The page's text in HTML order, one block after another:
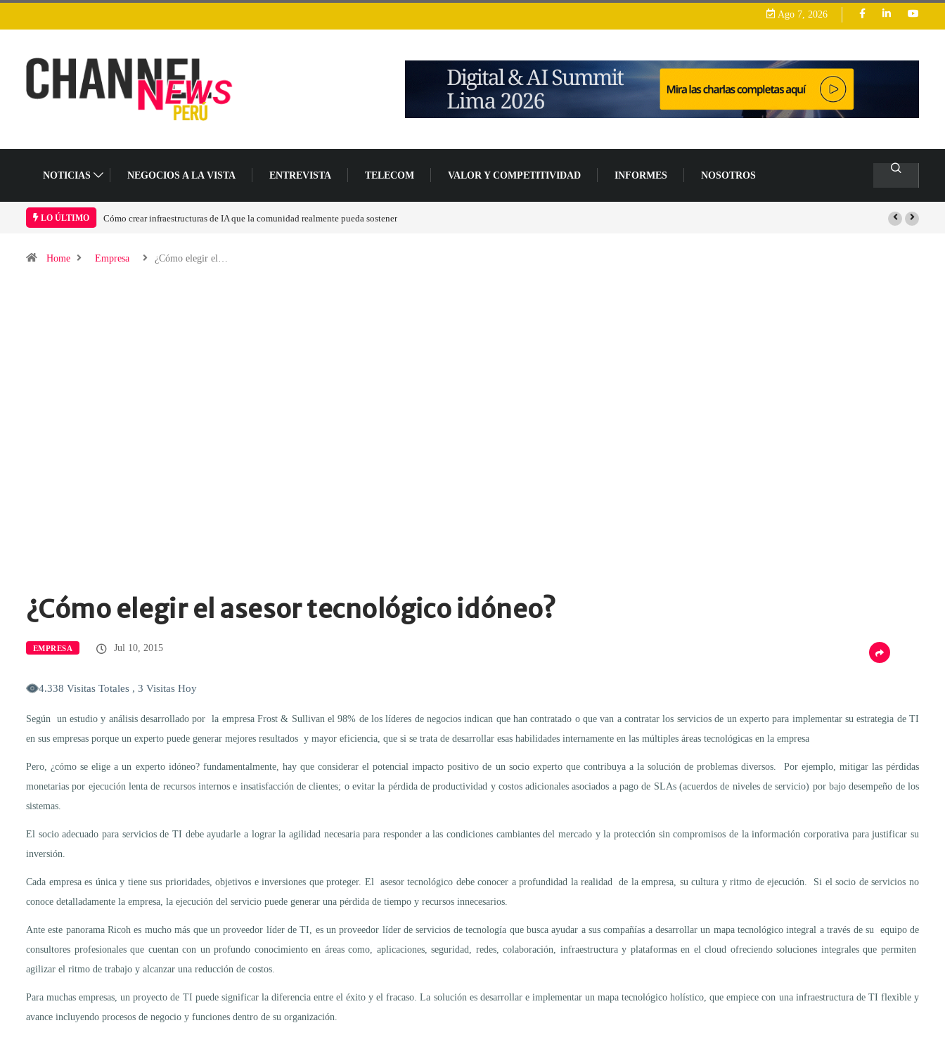
Ago 7, 2026
NOTICIAS NEGOCIOS A LA VISTA ENTREVISTA TELECOM VALOR Y COMPETITIVIDAD INFORMES NOSOTROS
LO ÚLTIMOCómo crear infraestructuras de IA que la comunidad realmente pueda sostenerLas tarjetas gráficas RDNA 5 ya están en fase avanzada de desarrollo
Home Empresa ¿Cómo elegir el…
¿Cómo elegir el asesor tecnológico idóneo?
EMPRESA Jul 10, 2015
4.338 Visitas Totales , 3 Visitas Hoy
Según un estudio y análisis desarrollado por la empresa Frost & Sullivan el 98% de los líderes de negocios indican que han contratado o que van a contratar los servicios de un experto para implementar su estrategia de TI
en sus empresas porque un experto puede generar mejores resultados y mayor eficiencia, que si se trata de desarrollar esas habilidades internamente en las múltiples áreas tecnológicas en la empresa
Pero, ¿cómo se elige a un experto idóneo? fundamentalmente, hay que considerar el potencial impacto positivo de un socio experto que contribuya a la solución de problemas diversos. Por ejemplo, mitigar las pérdidas
monetarias por ejecución lenta de recursos internos e insatisfacción de clientes; o evitar la pérdida de productividad y costos adicionales asociados a pago de SLAs (acuerdos de niveles de servicio) por bajo desempeño de los
sistemas.
El socio adecuado para servicios de TI debe ayudarle a lograr la agilidad necesaria para responder a las condiciones cambiantes del mercado y la protección sin compromisos de la información corporativa para justificar su
inversión.
Cada empresa es única y tiene sus prioridades, objetivos e inversiones que proteger. El asesor tecnológico debe conocer a profundidad la realidad de la empresa, su cultura y ritmo de ejecución. Si el socio de servicios no
conoce detalladamente la empresa, la ejecución del servicio puede generar una pérdida de tiempo y recursos innecesarios.
Ante este panorama Ricoh es mucho más que un proveedor líder de TI, es un proveedor líder de servicios de tecnología que busca ayudar a sus compañías a desarrollar un mapa tecnológico integral a través de su equipo de
consultores profesionales que cuentan con un profundo conocimiento en áreas como, aplicaciones, seguridad, redes, colaboración, infraestructura y plataformas en el cloud ofreciendo soluciones integrales que permiten
agilizar el ritmo de trabajo y alcanzar una reducción de costos.
Para muchas empresas, un proyecto de TI puede significar la diferencia entre el éxito y el fracaso. La solución es desarrollar e implementar un mapa tecnológico holístico, que empiece con una infraestructura de TI flexible y
avance incluyendo procesos de negocio y funciones dentro de su organización.